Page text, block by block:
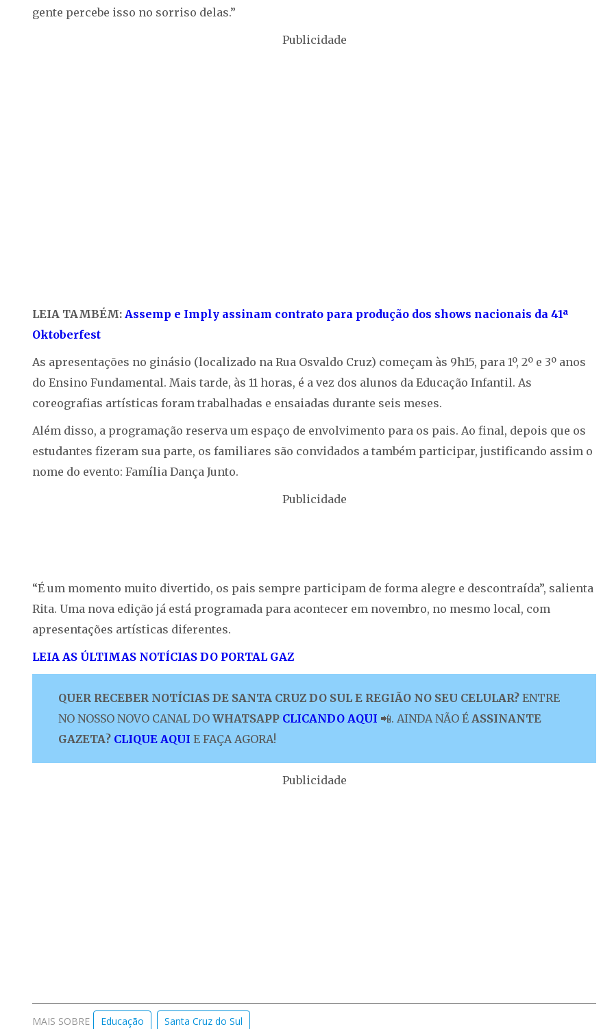
gente percebe isso no sorriso delas.”
Publicidade
LEIA TAMBÉM: Assemp e Imply assinam contrato para produção dos shows nacionais da 41ª
Oktoberfest
As apresentações no ginásio (localizado na Rua Osvaldo Cruz) começam às 9h15, para 1º, 2º e 3º anos
do Ensino Fundamental. Mais tarde, às 11 horas, é a vez dos alunos da Educação Infantil. As
coreografias artísticas foram trabalhadas e ensaiadas durante seis meses.
Além disso, a programação reserva um espaço de envolvimento para os pais. Ao final, depois que os
estudantes fizeram sua parte, os familiares são convidados a também participar, justificando assim o
nome do evento: Família Dança Junto.
Publicidade
“É um momento muito divertido, os pais sempre participam de forma alegre e descontraída”, salienta
Rita. Uma nova edição já está programada para acontecer em novembro, no mesmo local, com
apresentações artísticas diferentes.
LEIA AS ÚLTIMAS NOTÍCIAS DO PORTAL GAZ
QUER RECEBER NOTÍCIAS DE SANTA CRUZ DO SUL E REGIÃO NO SEU CELULAR? ENTRE
NO NOSSO NOVO CANAL DO WHATSAPP CLICANDO AQUI 📲. AINDA NÃO É ASSINANTE
GAZETA? CLIQUE AQUI E FAÇA AGORA!
Publicidade
MAIS SOBRE Educação Santa Cruz do Sul